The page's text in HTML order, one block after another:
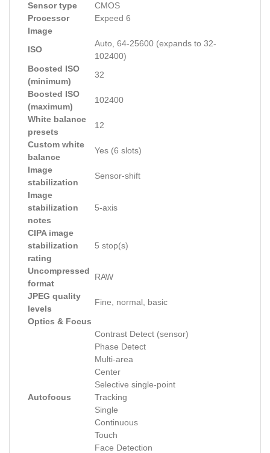
Sensor type
CMOS
Processor
Expeed 6
Image
ISO
Auto, 64-25600 (expands to 32-
102400)
Boosted ISO
(minimum)
32
Boosted ISO
(maximum)
102400
White balance
presets
12
Custom white
balance
Yes (6 slots)
Image
stabilization
Sensor-shift
Image
stabilization
notes
5-axis
CIPA image
stabilization
rating
5 stop(s)
Uncompressed
format
RAW
JPEG quality
levels
Fine, normal, basic
Optics & Focus
Autofocus
Contrast Detect (sensor)
Phase Detect
Multi-area
Center
Selective single-point
Tracking
Single
Continuous
Touch
Face Detection